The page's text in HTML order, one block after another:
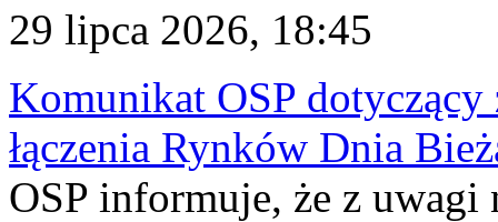
29 lipca 2026, 18:45
Komunikat OSP dotyczący
łączenia Rynków Dnia
OSP informuje, że z uwagi